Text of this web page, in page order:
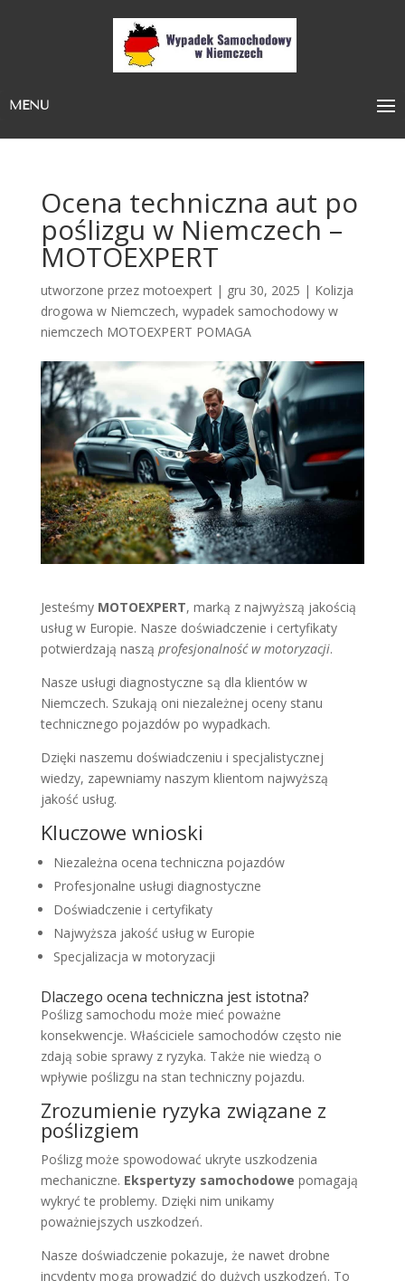
MENU
Ocena techniczna aut po
poślizgu w Niemczech –
MOTOEXPERT
utworzone przez motoexpert| gru 30, 2025 | Kolizja
drogowa w Niemczech, wypadek samochodowy w
niemczech MOTOEXPERT POMAGA
Jesteśmy MOTOEXPERT, marką z najwyższą jakością
usług w Europie. Nasze doświadczenie i certyfikaty
potwierdzają naszą profesjonalność w motoryzacji.
Nasze usługi diagnostyczne są dla klientów w
Niemczech. Szukają oni niezależnej oceny stanu
technicznego pojazdów po wypadkach.
Dzięki naszemu doświadczeniu i specjalistycznej
wiedzy, zapewniamy naszym klientom najwyższą
jakość usług.
Kluczowe wnioski
Niezależna ocena techniczna pojazdów
Profesjonalne usługi diagnostyczne
Doświadczenie i certyfikaty
Najwyższa jakość usług w Europie
Specjalizacja w motoryzacji
Dlaczego ocena techniczna jest istotna?
Poślizg samochodu może mieć poważne
konsekwencje. Właściciele samochodów często nie
zdają sobie sprawy z ryzyka. Także nie wiedzą o
wpływie poślizgu na stan techniczny pojazdu.
Zrozumienie ryzyka związane z
poślizgiem
Poślizg może spowodować ukryte uszkodzenia
mechaniczne. Ekspertyzy samochodowe pomagają
wykryć te problemy. Dzięki nim unikamy
poważniejszych uszkodzeń.
Nasze doświadczenie pokazuje, że nawet drobne
incydenty mogą prowadzić do dużych uszkodzeń. To